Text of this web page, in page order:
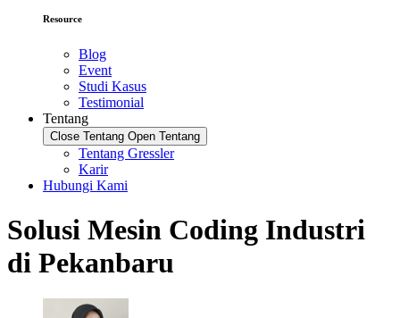
Resource
Blog
Event
Studi Kasus
Testimonial
Tentang
Close Tentang Open Tentang
Tentang Gressler
Karir
Hubungi Kami
Solusi Mesin Coding Industri
di Pekanbaru